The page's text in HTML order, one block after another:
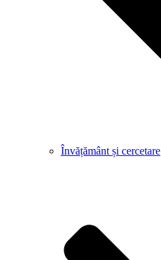
Învățământ și cercetare